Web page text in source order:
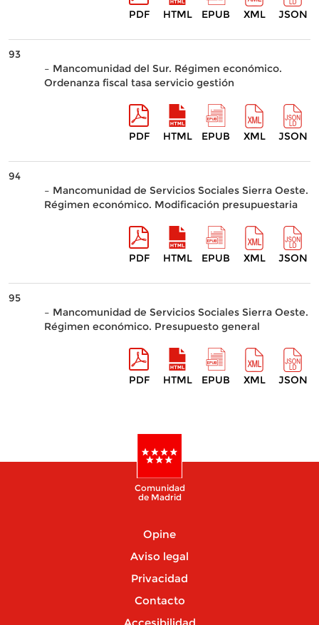
PDF HTML EPUB XML JSON
93
– Mancomunidad del Sur. Régimen económico.
Ordenanza fiscal tasa servicio gestión
PDF HTML EPUB XML JSON
94
– Mancomunidad de Servicios Sociales Sierra Oeste.
Régimen económico. Modificación presupuestaria
PDF HTML EPUB XML JSON
95
– Mancomunidad de Servicios Sociales Sierra Oeste.
Régimen económico. Presupuesto general
PDF HTML EPUB XML JSON
Comunidad
de Madrid
Opine
Aviso legal
Privacidad
Contacto